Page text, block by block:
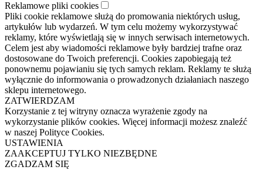
Reklamowe pliki cookies
Pliki cookie reklamowe służą do promowania niektórych usług,
artykułów lub wydarzeń. W tym celu możemy wykorzystywać
reklamy, które wyświetlają się w innych serwisach internetowych.
Celem jest aby wiadomości reklamowe były bardziej trafne oraz
dostosowane do Twoich preferencji. Cookies zapobiegają też
ponownemu pojawianiu się tych samych reklam. Reklamy te służą
wyłącznie do informowania o prowadzonych działaniach naszego
sklepu internetowego.
ZATWIERDZAM
Korzystanie z tej witryny oznacza wyrażenie zgody na
wykorzystanie plików cookies. Więcej informacji możesz znaleźć
w naszej Polityce Cookies.
USTAWIENIA
ZAAKCEPTUJ TYLKO NIEZBĘDNE
ZGADZAM SIĘ